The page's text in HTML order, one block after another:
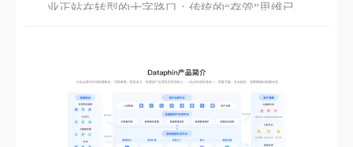
业正站在转型的十字路口：传统的“存管”思维已
布式架构的融合困境，瓴羊以Dataphin为智慧大
脑，协同Quick BI与Quick Audience，不仅重塑了
从“采建管”到“用运营”的全链路价值闭环，更为企
业绘制了一幅从数据资产化迈向数智生态化的清